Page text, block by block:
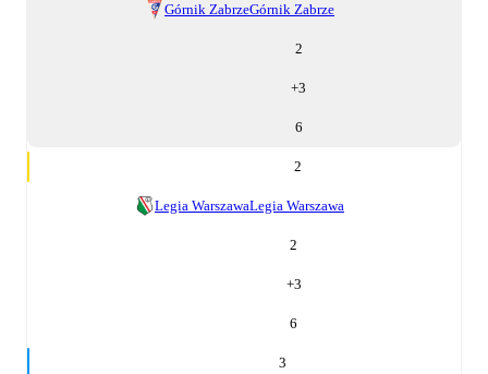
Górnik ZabrzeGórnik Zabrze
2
+3
6
2
Legia WarszawaLegia Warszawa
2
+3
6
3